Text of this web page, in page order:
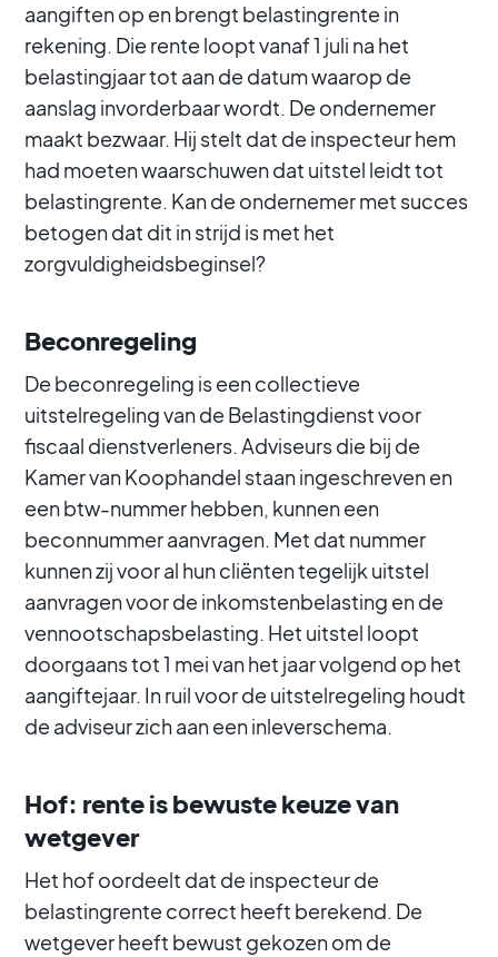
aangiften op en brengt belastingrente in
rekening. Die rente loopt vanaf 1 juli na het
belastingjaar tot aan de datum waarop de
aanslag invorderbaar wordt. De ondernemer
maakt bezwaar. Hij stelt dat de inspecteur hem
had moeten waarschuwen dat uitstel leidt tot
belastingrente. Kan de ondernemer met succes
betogen dat dit in strijd is met het
zorgvuldigheidsbeginsel?
Beconregeling
De beconregeling is een collectieve
uitstelregeling van de Belastingdienst voor
fiscaal dienstverleners. Adviseurs die bij de
Kamer van Koophandel staan ingeschreven en
een btw-nummer hebben, kunnen een
beconnummer aanvragen. Met dat nummer
kunnen zij voor al hun cliënten tegelijk uitstel
aanvragen voor de inkomstenbelasting en de
vennootschapsbelasting. Het uitstel loopt
doorgaans tot 1 mei van het jaar volgend op het
aangiftejaar. In ruil voor de uitstelregeling houdt
de adviseur zich aan een inleverschema.
Hof: rente is bewuste keuze van
wetgever
Het hof oordeelt dat de inspecteur de
belastingrente correct heeft berekend. De
wetgever heeft bewust gekozen om de